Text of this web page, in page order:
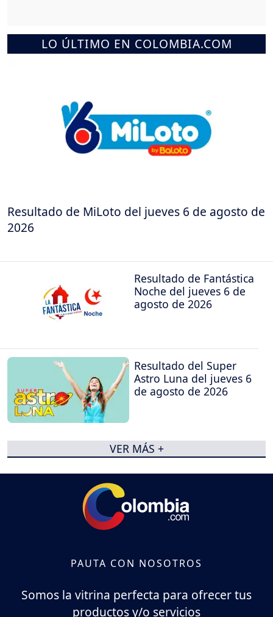
LO ÚLTIMO EN COLOMBIA.COM
Resultado de MiLoto del jueves 6 de agosto de
2026
Resultado de Fantástica
Noche del jueves 6 de
agosto de 2026
Resultado del Super
Astro Luna del jueves 6
de agosto de 2026
VER MÁS +
PAUTA CON NOSOTROS
Somos la vitrina perfecta para ofrecer tus
productos y/o servicios